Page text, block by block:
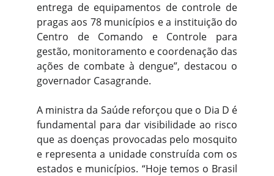
entrega de equipamentos de controle de
pragas aos 78 municípios e a instituição do
Centro de Comando e Controle para
gestão, monitoramento e coordenação das
ações de combate à dengue”, destacou o
governador Casagrande.
A ministra da Saúde reforçou que o Dia D é
fundamental para dar visibilidade ao risco
que as doenças provocadas pelo mosquito
e representa a unidade construída com os
estados e municípios. “Hoje temos o Brasil